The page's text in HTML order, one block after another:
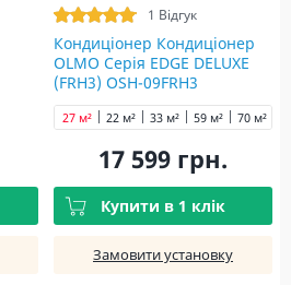
1 Відгук
Кондиціонер Кондиціонер
OLMO Серія EDGE DELUXE
(FRH3) OSH-09FRH3
22 м²
27 м² 33 м² 59 м² 70 м²
17 599 грн.
Купити в 1 клік
Замовити установку